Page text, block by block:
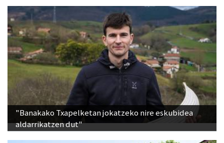
"Banakako Txapelketan jokatzeko nire eskubidea
aldarrikatzen dut"